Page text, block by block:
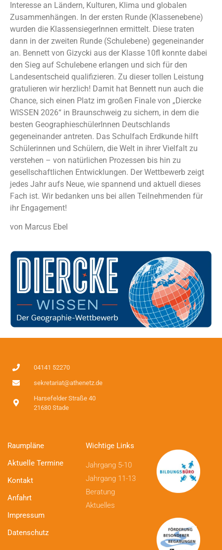
Interesse an Ländern, Kulturen, Klima und globalen
Zusammenhängen. In der ersten Runde (Klassenebene)
wurden die KlassensiegerInnen ermittelt. Diese traten
dann in der zweiten Runde (Schulebene) gegeneinander
an. Bennett von Gizycki aus der Klasse 10fl konnte dabei
den Sieg auf Schulebene erlangen und sich für den
Landesentscheid qualifizieren. Zu dieser tollen Leistung
gratulieren wir herzlich! Damit hat Bennett nun auch die
Chance, sich einen Platz im großen Finale von „Diercke
WISSEN 2026“ in Braunschweig zu sichern, in dem die
besten GeographieschülerInnen Deutschlands
gegeneinander antreten. Das Schulfach Erdkunde hilft
Schülerinnen und Schülern, die Welt in ihrer Vielfalt zu
verstehen – von natürlichen Prozessen bis hin zu
gesellschaftlichen Entwicklungen. Der Wettbewerb zeigt
jedes Jahr aufs Neue, wie spannend und aktuell dieses
Fach ist. Wir bedanken uns bei allen Teilnehmenden für
ihr Engagement!
von Marcus Ebel
04141 52270
sekretariat@athenetz.de
Harsefelder Straße 40
21680 Stade
Raumpläne
Aktuelle Termine
Kontakt
Anfahrt
Impressum
Datenschutz
Wichtige Links
Jahrgang 5-10
Jahrgang 11-13
Beratung
Aktuelles